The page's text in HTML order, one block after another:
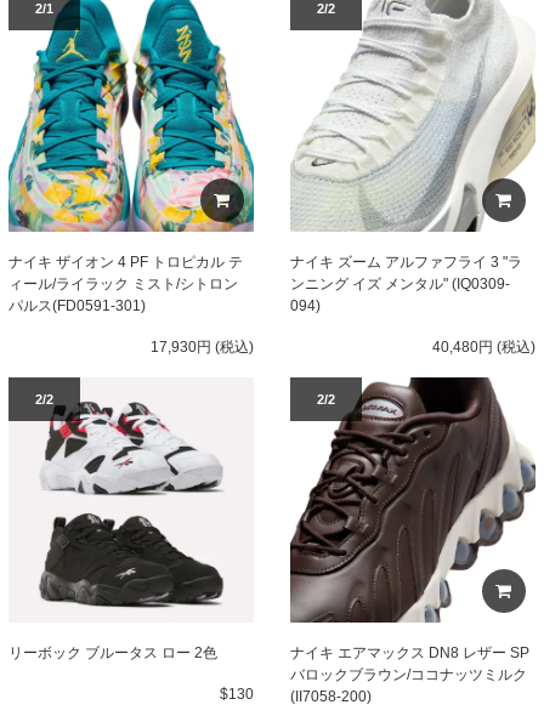
2/1
ナイキ ザイオン 4 PF トロピカル テ
ィール/ライラック ミスト/シトロン
パルス(FD0591-301)
17,930円 (税込)
2/2
ナイキ ズーム アルファフライ 3 "ラ
ンニング イズ メンタル" (IQ0309-
094)
40,480円 (税込)
2/2
リーボック ブルータス ロー 2色
$130
2/2
ナイキ エアマックス DN8 レザー SP
バロックブラウン/ココナッツミルク
(II7058-200)